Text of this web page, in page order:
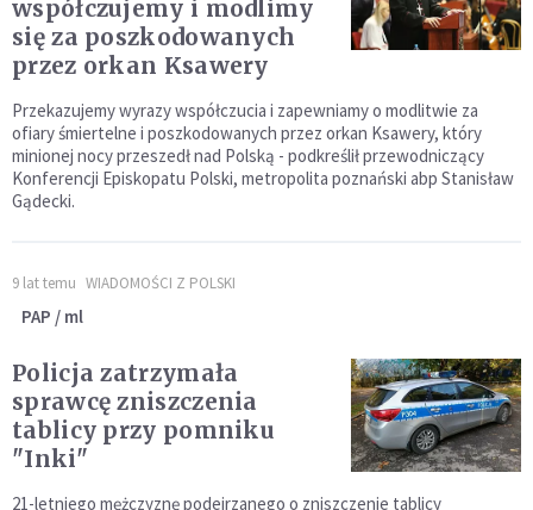
współczujemy i modlimy
się za poszkodowanych
przez orkan Ksawery
Przekazujemy wyrazy współczucia i zapewniamy o modlitwie za
ofiary śmiertelne i poszkodowanych przez orkan Ksawery, który
minionej nocy przeszedł nad Polską - podkreślił przewodniczący
Konferencji Episkopatu Polski, metropolita poznański abp Stanisław
Gądecki.
9 lat temu WIADOMOŚCI Z POLSKI
PAP / ml
Policja zatrzymała
sprawcę zniszczenia
tablicy przy pomniku
"Inki"
21-letniego mężczyznę podejrzanego o zniszczenie tablicy